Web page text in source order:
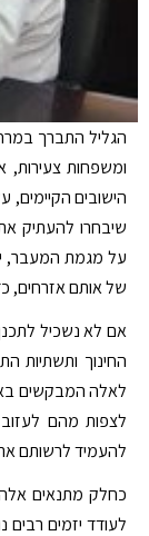
הגליל התברך
ומשפחות
הישובים הקיימים,
שיבחרו להעתיק
על מגמת המעבר,
של אותם אזרחים,
אם לא נשכיל
החינוך ותשתיות
לאלה המבקשים
לצפות מהם לעזוב
להעמיד לרשותם
כחלק מתנאים
לעודד יזמים רבים